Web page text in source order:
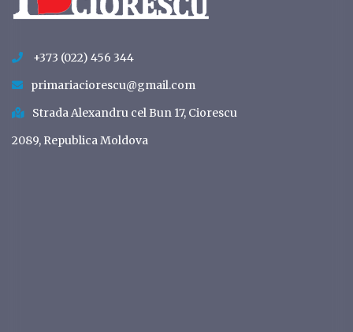
+373 (022) 456 344
primariaciorescu@gmail.com
Strada Alexandru cel Bun 17, Ciorescu
2089, Republica Moldova